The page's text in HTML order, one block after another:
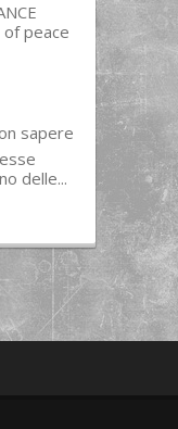
of peace
sapere
delle...